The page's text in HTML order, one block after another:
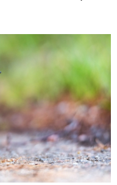
Zakaz
mieszkańcom,